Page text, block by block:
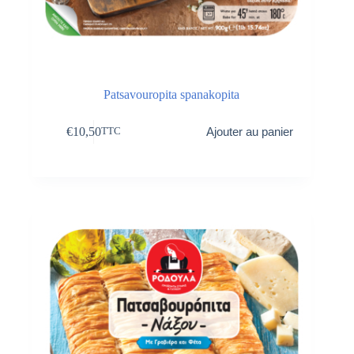
Patsavouropita spanakopita
€10,50TTC Ajouter au panier